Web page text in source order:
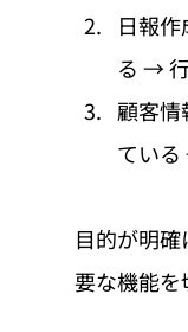
日報
る →
顧客情
てい
目的が明
要な機能を